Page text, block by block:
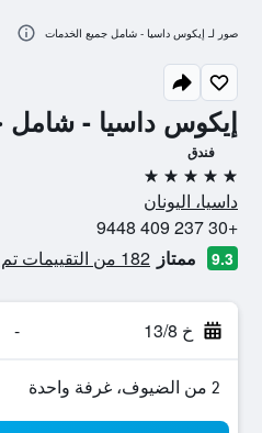
إيكوس داسيا - شامل
فندق
5 نجوم
داسيا، اليونان
+30 237 409 9448
9.3 ممتاز 182 من التقييمات تم التحقق منها
خ 13/8 -
2 من الضيوف، غرفة واحدة
صور لـ إيكوس داسيا - شامل جميع الخدمات